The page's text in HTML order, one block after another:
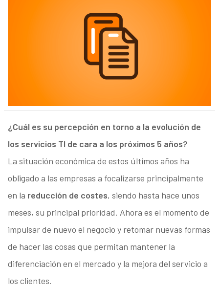
¿Cuál es su percepción en torno a la evolución de
los servicios TI de cara a los próximos 5 años?
La situación económica de estos últimos años ha
obligado a las empresas a focalizarse principalmente
en la reducción de costes, siendo hasta hace unos
meses, su principal prioridad. Ahora es el momento de
impulsar de nuevo el negocio y retomar nuevas formas
de hacer las cosas que permitan mantener la
diferenciación en el mercado y la mejora del servicio a
los clientes.